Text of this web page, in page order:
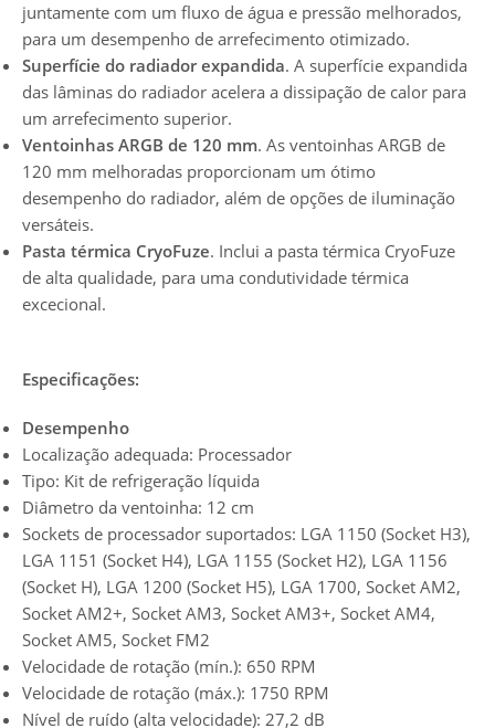
juntamente com um fluxo de água e pressão melhorados,
para um desempenho de arrefecimento otimizado.
Superfície do radiador expandida. A superfície expandida
das lâminas do radiador acelera a dissipação de calor para
um arrefecimento superior.
Ventoinhas ARGB de 120 mm. As ventoinhas ARGB de
120 mm melhoradas proporcionam um ótimo
desempenho do radiador, além de opções de iluminação
versáteis.
Pasta térmica CryoFuze. Inclui a pasta térmica CryoFuze
de alta qualidade, para uma condutividade térmica
excecional.
Especificações:
Desempenho
Localização adequada: Processador
Tipo: Kit de refrigeração líquida
Diâmetro da ventoinha: 12 cm
Sockets de processador suportados: LGA 1150 (Socket H3),
LGA 1151 (Socket H4), LGA 1155 (Socket H2), LGA 1156
(Socket H), LGA 1200 (Socket H5), LGA 1700, Socket AM2,
Socket AM2+, Socket AM3, Socket AM3+, Socket AM4,
Socket AM5, Socket FM2
Velocidade de rotação (mín.): 650 RPM
Velocidade de rotação (máx.): 1750 RPM
Nível de ruído (alta velocidade): 27,2 dB